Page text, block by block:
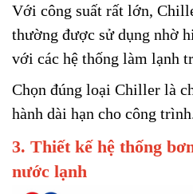
Với công suất rất lớn,
thường được sử dụng nhờ
với các hệ thống làm lạnh
Chọn đúng loại Chiller là
hành dài hạn cho công
3. Thiết kế hệ thống
nước lạnh